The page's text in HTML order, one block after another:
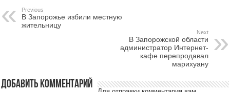
Previous
В Запорожье избили местную
жительницу
Next
В Запорожской области
администратор Интернет-
кафе перепродавал
марихуану
Добавить комментарий